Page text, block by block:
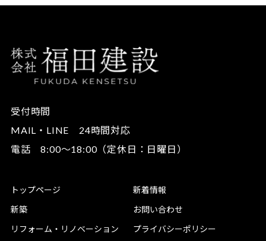
受付時間
MAIL・LINE 24時間対応
電話 8:00～18:00（定休日：日曜日）
トップページ
新築
リフォーム・ リノベーション
新着情報
お問い合わせ
プライバシーポリシー